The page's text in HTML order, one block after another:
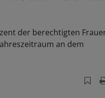
der berechtigten
an dem